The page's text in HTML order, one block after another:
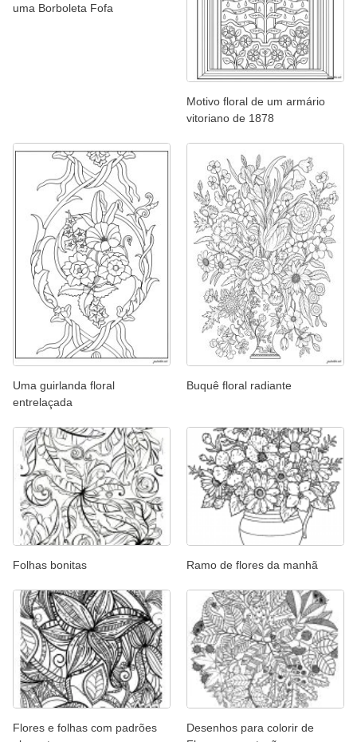
uma Borboleta Fofa
Motivo floral de um armário
vitoriano de 1878
Uma guirlanda floral
entrelaçada
Buquê floral radiante
Folhas bonitas Ramo de flores da manhã
Flores e folhas com padrões
Desenhos para colorir de